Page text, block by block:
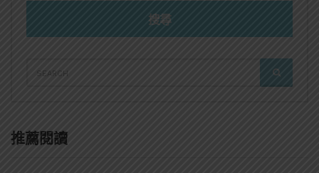
搜尋
FOR:
推薦閱讀